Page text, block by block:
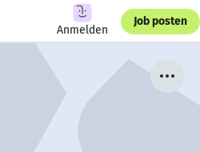
Anmelden
Job posten